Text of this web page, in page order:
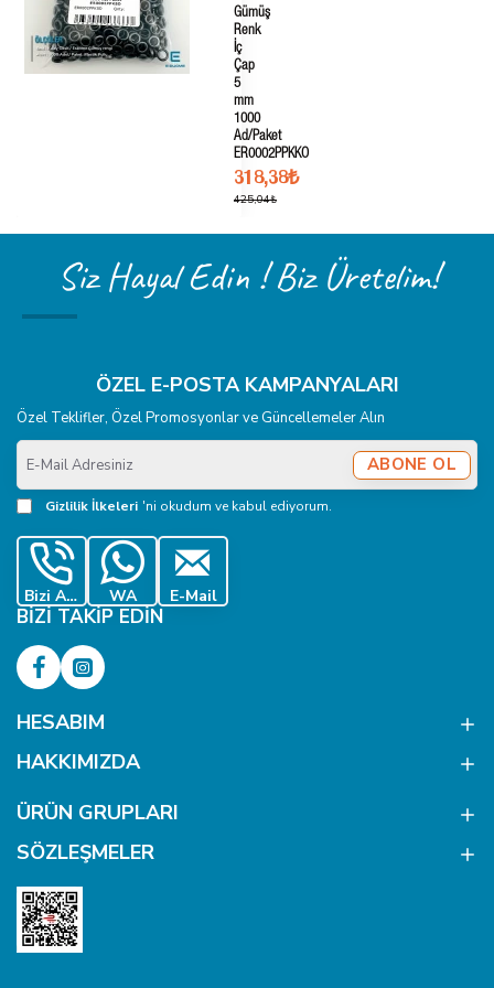
Gümüş
Renk
İç
Çap
5
mm
1000
Ad/Paket
ER0002PPKKO
318,38₺
425,04₺
Siz Hayal Edin ! Biz Üretelim!
ÖZEL E-POSTA KAMPANYALARI
Özel Teklifler, Özel Promosyonlar ve Güncellemeler Alın
E-
Mail
Adresiniz
ABONE OL
Gizlilik İlkeleri 'ni okudum ve kabul ediyorum.
Bizi Ara WA E-Mail
BIZI TAKIP EDIN
HESABIM
HAKKIMIZDA
ÜRÜN GRUPLARI
SÖZLEŞMELER